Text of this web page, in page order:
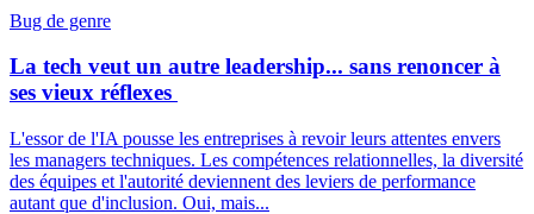
Bug de genre
La tech veut un autre leadership... sans renoncer à
ses vieux réflexes
L'essor de l'IA pousse les entreprises à revoir leurs attentes envers
les managers techniques. Les compétences relationnelles, la diversité
des équipes et l'autorité deviennent des leviers de performance
autant que d'inclusion. Oui, mais...